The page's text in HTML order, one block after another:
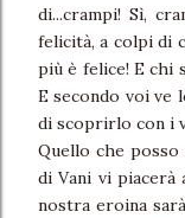
di...crampi! Sì,
felicità, a colpi di
più è felice! E chi
E secondo voi ve
di scoprirlo con i
Quello che posso
di Vani vi piacerà
nostra eroina